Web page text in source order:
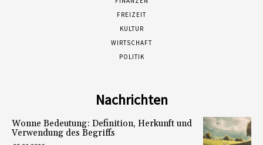
FREIZEIT
KULTUR
WIRTSCHAFT
POLITIK
Nachrichten
Wonne Bedeutung: Definition, Herkunft und
Verwendung des Begriffs